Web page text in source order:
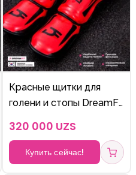
Красные щитки для
голени и стопы DreamFit
кикбоксинга, муай-тай,
shin guards
320 000 UZS
Купить сейчас!